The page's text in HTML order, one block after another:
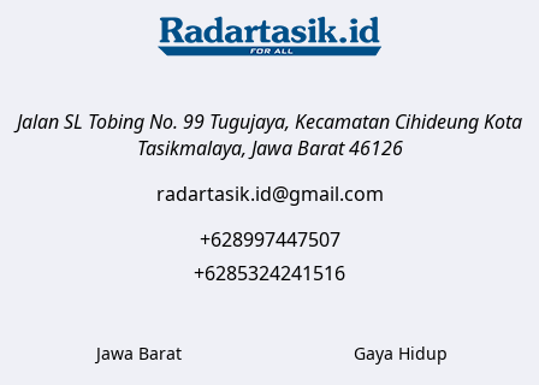
Jalan SL Tobing No. 99 Tugujaya, Kecamatan CihideungKota
Tasikmalaya, Jawa Barat 46126
radartasik.id@gmail.com
+628997447507
+6285324241516
Jawa Barat
Gaya Hidup